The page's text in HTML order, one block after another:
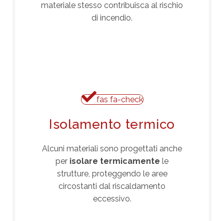
materiale stesso contribuisca al rischio
di incendio.
fas fa-check
Isolamento termico
Alcuni materiali sono progettati anche
per isolare termicamente le
strutture, proteggendo le aree
circostanti dal riscaldamento
eccessivo.